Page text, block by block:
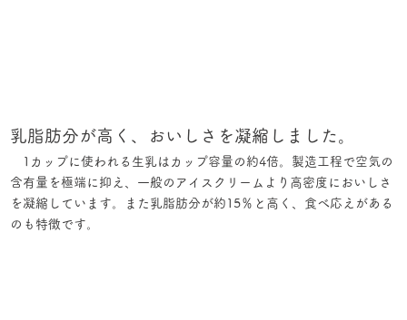
乳脂肪分が高く、おいしさを凝縮しました。
1カップに使われる生乳はカップ容量の約4倍。製造工程で空気の
含有量を極端に抑え、一般のアイスクリームより高密度においしさ
を凝縮しています。また乳脂肪分が約15％と高く、食べ応えがある
のも特徴です。